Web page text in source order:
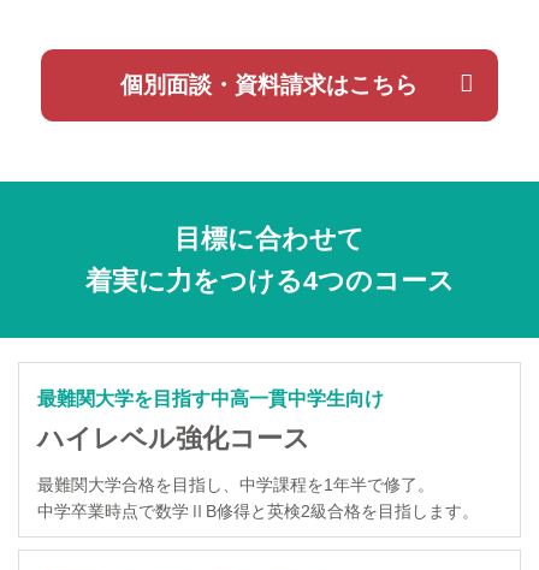
個別面談・資料請求はこちら
目標に合わせて
着実に力をつける4つのコース
最難関大学を目指す中高一貫中学生向け
ハイレベル強化コース
最難関大学合格を目指し、中学課程を1年半で修了。
中学卒業時点で数学ⅡB修得と英検2級合格を目指します。